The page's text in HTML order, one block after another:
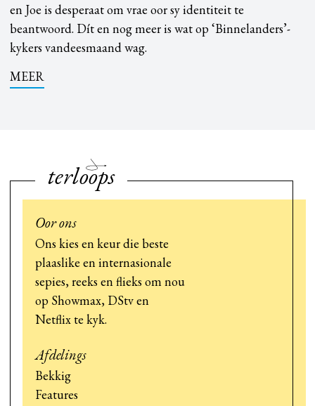
en Joe is desperaat om vrae oor sy identiteit te
beantwoord. Dít en nog meer is wat op ‘Binnelanders’-
kykers vandeesmaand wag.
MEER
Oor ons
Ons kies en keur die beste
plaaslike en internasionale
sepies, reeks en flieks om nou
op Showmax, DStv en
Netflix te kyk.
Afdelings
Bekkig
Features
terloops